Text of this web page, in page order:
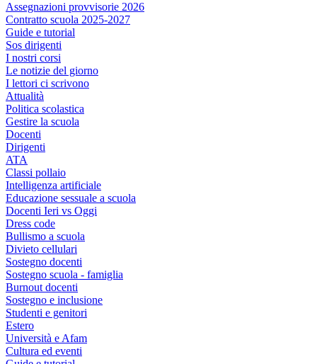
Assegnazioni provvisorie 2026
Contratto scuola 2025-2027
Guide e tutorial
Sos dirigenti
I nostri corsi
Le notizie del giorno
I lettori ci scrivono
Attualità
Politica scolastica
Gestire la scuola
Docenti
Dirigenti
ATA
Classi pollaio
Intelligenza artificiale
Educazione sessuale a scuola
Docenti Ieri vs Oggi
Dress code
Bullismo a scuola
Divieto cellulari
Sostegno docenti
Sostegno scuola - famiglia
Burnout docenti
Sostegno e inclusione
Studenti e genitori
Estero
Università e Afam
Cultura ed eventi